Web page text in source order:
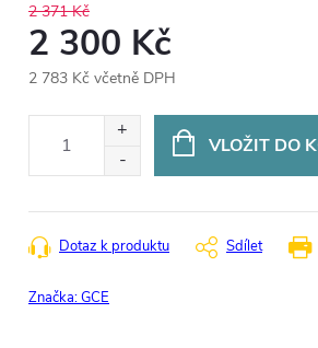
2 371 Kč
2 300 Kč
2 783 Kč včetně DPH
VLOŽIT DO
Dotaz k produktu Sdílet
Značka:GCE